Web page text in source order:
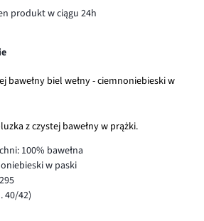
produkt w ciągu 24h
bawełny biel wełny - ciemnoniebieski w
z czystej bawełny w prążki.
100% bawełna
w paski
40/42)